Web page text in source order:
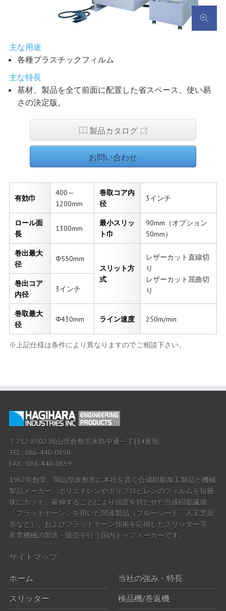
主な用途
各種プラスチックフィルム
主な特長
基材、製品を全て前面に配置した省スペース、使い易
さの決定版。
製品カタログ
お問い合わせ
有効巾
400～
1200mm
巻取コア内
径
3インチ
ロール面
長
1300mm
最小スリッ
ト巾
90mm（オプション
50mm）
巻出最大
径
Φ550mm
スリット方
式
レザーカット直線切
り
レザーカット屈曲切
り
巻出コア
内径
3インチ
巻取最大
径
Φ430mm ライン速度 250m/min
※上記仕様は条件により異なりますのでご相談下さい。
〒712-8502 岡山県倉敷市水島中通一丁目4番地
TEL : 086-440-0850
FAX : 086-440-0859
1962年創業、岡山県倉敷市に本社を置く合成樹脂加工製品と機械
製品メーカー。ポリエチレンやポリプロピレンのフィルムを短冊
状にカット、延伸することにより強度を持たせた合成樹脂繊維
「フラットヤーン」を用いた関連製品（ブルーシート、人工芝原
糸など）、およびフラットヤーン技術を応用したスリッター等、
産業機械の製造・販売を行う国内トップメーカーです。
サイトマップ
ホーム
当社の強み・特長
スリッター
検品機/巻返機